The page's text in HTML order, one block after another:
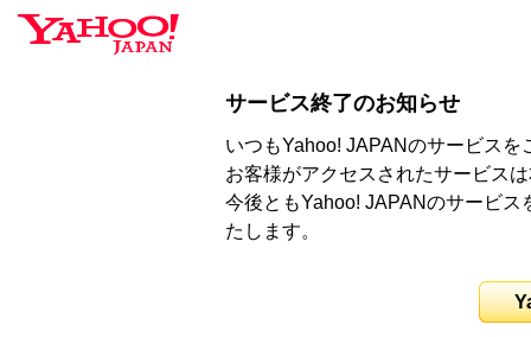
サービス終了のお知らせ
いつもYahoo! JAPANのサービス
お客様がアクセスされたサービス
今後ともYahoo! JAPANのサービ
たします。